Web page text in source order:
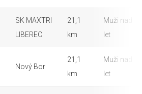
SK MAXTRI
LIBEREC
21,1
km
Muži nad 50
let
Nový Bor
21,1
km
Muži nad 50
let